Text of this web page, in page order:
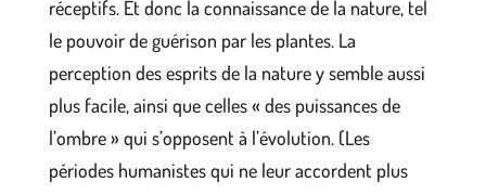
réceptifs. Et donc la connaissance de la nature, tel
le pouvoir de guérison par les plantes. La
perception des esprits de la nature y semble aussi
plus facile, ainsi que celles « des puissances de
l’ombre » qui s’opposent à l’évolution. (Les
périodes humanistes qui ne leur accordent plus